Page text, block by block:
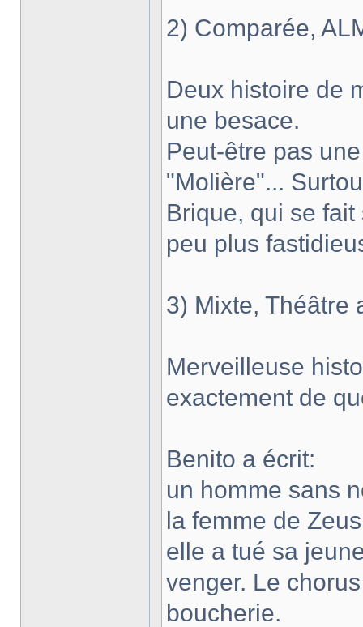
2) Comparée,
Deux histoire de
une besace.
Peut-être pas
"Molière"...
Brique, qui se
peu plus
3) Mixte, Théâtre
Merveilleuse
exactement de
Benito a écrit:
un homme sans
la femme de
elle a tué sa
venger. Le
boucherie.